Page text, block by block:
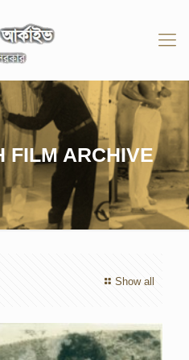
FILM ARCHIVE
Show all